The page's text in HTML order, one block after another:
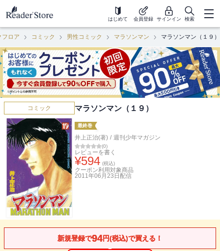
はじめて 会員登録 サインイン 検索
フロア コミック 男性コミック マラソンマン マラソンマン（１９）
コミック マラソンマン（１９）
最終巻
井上正治(著) / 週刊少年マガジン
(0)
レビューを書く
¥594 (税込)
クーポン利用対象商品
2011年06月23日 配信
新規登録で94円(税込)で買える！